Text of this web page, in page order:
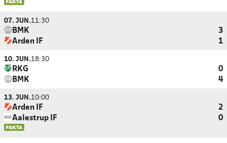
07. JUN.11:30
BMK
3
Arden IF
1
10. JUN.18:30
RKG
0
BMK
4
13. JUN.10:00
Arden IF
2
Aalestrup IF
0